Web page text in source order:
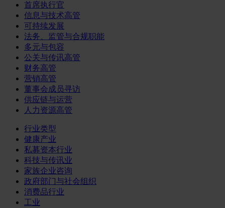
首席执行官
信息与技术高管
可持续发展
法务、监管与合规职能
多元与包容
公关与传讯高管
财务高管
营销高管
董事会成员寻访
供应链与运营
人力资源高管
行业类型
健康产业
私募资本行业
科技与传讯业
家族企业咨询
政府部门与社会组织
消费品行业
工业